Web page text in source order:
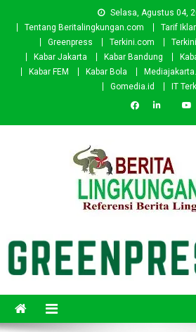
Selasa, Agustus 04,
Tentang Beritalingkungan.com
Tarif
Greenpress
Terkini.com
Kabar Jakarta
Kabar Bandung
Kabar FEM
Kabar Bola
Gomedia.id
IT